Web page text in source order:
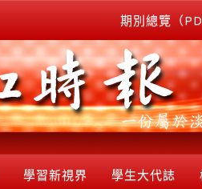
期別總覽（
學習新視界 學生大代誌